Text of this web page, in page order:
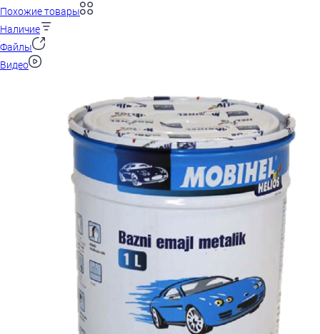
Похожие товары
Наличие
Файлы
Видео